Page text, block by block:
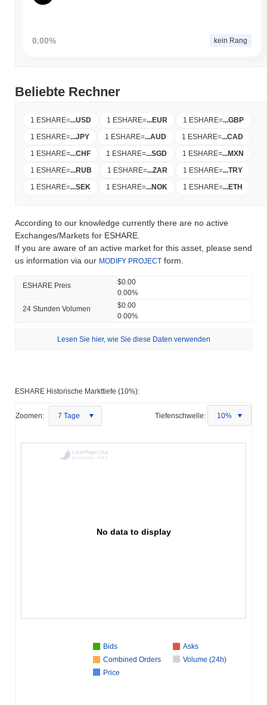
0.00% kein Rang
Beliebte Rechner
1 ESHARE=...USD 1 ESHARE=...EUR 1 ESHARE=...GBP
1 ESHARE=...JPY 1 ESHARE=...AUD 1 ESHARE=...CAD
1 ESHARE=...CHF 1 ESHARE=...SGD 1 ESHARE=...MXN
1 ESHARE=...RUB 1 ESHARE=...ZAR 1 ESHARE=...TRY
1 ESHARE=...SEK 1 ESHARE=...NOK 1 ESHARE=...ETH
According to our knowledge currently there are no active
Exchanges/Markets for ESHARE.
If you are aware of an active market for this asset, please send
us information via our MODIFY PROJECT form.
ESHARE Preis
$0.00
0.00%
24 Stunden Volumen
$0.00
0.00%
Lesen Sie hier, wie Sie diese Daten verwenden
ESHARE Historische Markttiefe (10%):
Zoomen: 7 Tage Tiefenschwelle: 10%
No data to display
Bids
Asks
Combined Orders
Volume (24h)
Price